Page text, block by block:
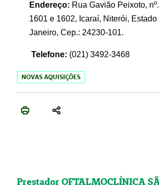
Endereço: Rua Gavião Peixoto,
1601 e 1602, Icaraí, Niterói,
Janeiro, Cep.: 24230-101.
Telefone: (021) 3492-3468
NOVAS AQUISIÇÕES
Prestador OFTALMOCLÍNICA